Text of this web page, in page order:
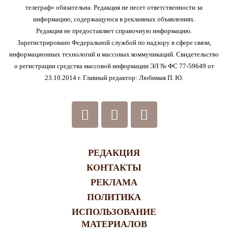
телеграф» обязательна. Редакция не несет ответственности за
информацию, содержащуюся в рекламных объявлениях.
Редакция не предоставляет справочную информацию.
Зарегистрировано Федеральной службой по надзору в сфере связи,
информационных технологий и массовых коммуникаций. Свидетельство
о регистрации средства массовой информации ЭЛ № ФС 77-59649 от
23.10.2014 г. Главный редактор: Любимая П. Ю.
РЕДАКЦИЯ
КОНТАКТЫ
РЕКЛАМА
ПОЛИТИКА
ИСПОЛЬЗОВАНИЕ
МАТЕРИАЛОВ